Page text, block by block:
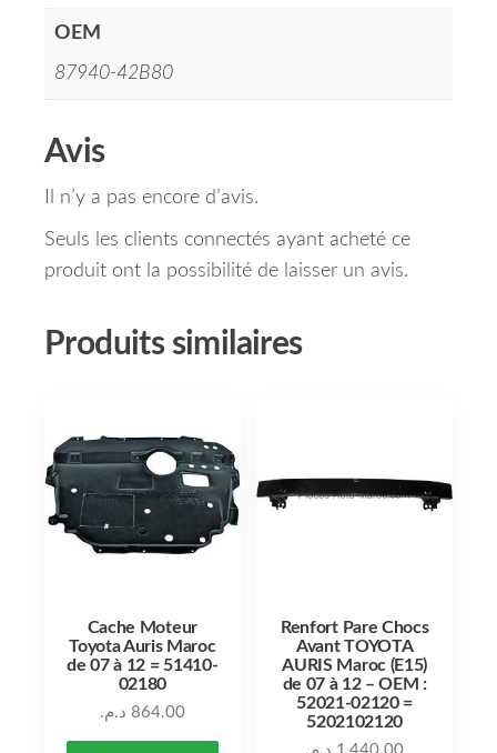
OEM
87940-42B80
Avis
Il n’y a pas encore d’avis.
Seuls les clients connectés ayant acheté ce
produit ont la possibilité de laisser un avis.
Produits similaires
Cache Moteur
Toyota Auris Maroc
de 07 à 12 = 51410-
02180
864.00 د.م.
Renfort Pare Chocs
Avant TOYOTA
AURIS Maroc (E15)
de 07 à 12 – OEM :
52021-02120 =
5202102120